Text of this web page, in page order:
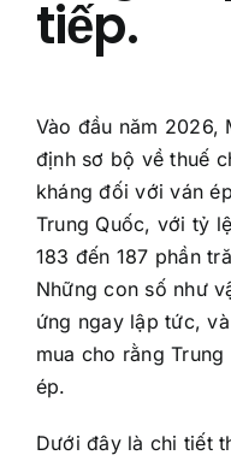
tiếp.
Vào đầu năm 2026,
định sơ bộ về thuế
kháng đối với ván
Trung Quốc, với tỷ
183 đến 187 phần
Những con số như
ứng ngay lập tức,
mua cho rằng
ép.
Dưới đây là chi tiết